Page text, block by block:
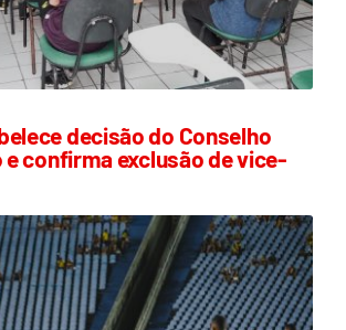
decisão do Conselho
confirma exclusão de vice-